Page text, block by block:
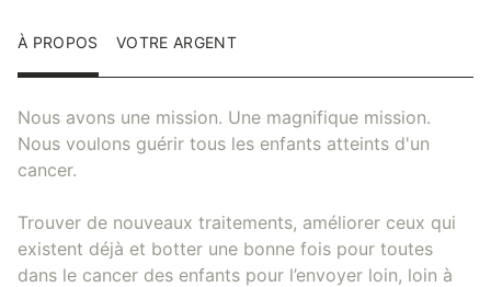
À PROPOS VOTRE ARGENT
Nous avons une mission. Une magnifique mission.
Nous voulons guérir tous les enfants atteints d'un
cancer.
Trouver de nouveaux traitements, améliorer ceux qui
existent déjà et botter une bonne fois pour toutes
dans le cancer des enfants pour l’envoyer loin, loin à